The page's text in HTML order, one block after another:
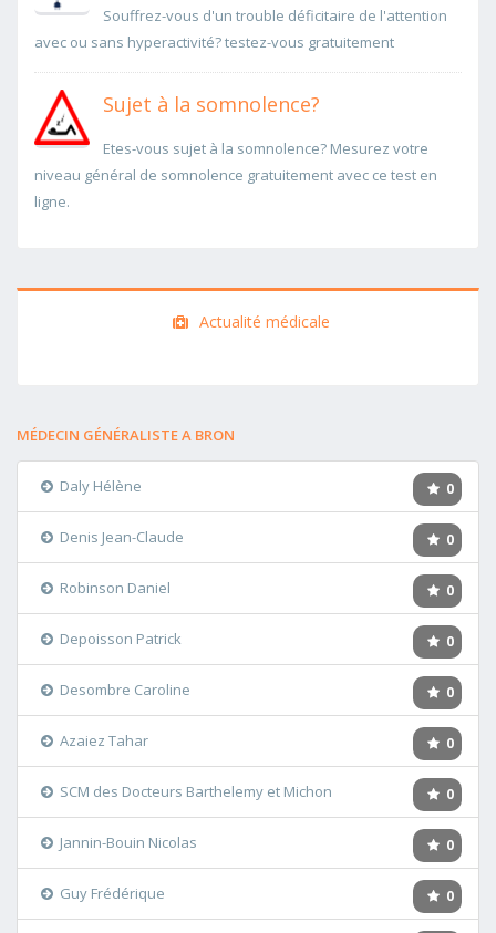
Souffrez-vous d'un trouble déficitaire de l'attention
avec ou sans hyperactivité? testez-vous gratuitement
Sujet à la somnolence?
Etes-vous sujet à la somnolence? Mesurez votre
niveau général de somnolence gratuitement avec ce test en
ligne.
Actualité médicale
MÉDECIN GÉNÉRALISTE A BRON
0
Daly Hélène
0
Denis Jean-Claude
0
Robinson Daniel
0
Depoisson Patrick
0
Desombre Caroline
0
Azaiez Tahar
0
SCM des Docteurs Barthelemy et Michon
0
Jannin-Bouin Nicolas
0
Guy Frédérique